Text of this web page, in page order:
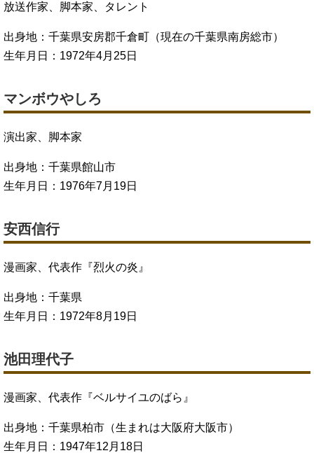
放送作家、脚本家、タレント
出身地：千葉県安房郡千倉町（現在の千葉県南房総市）
生年月日：1972年4月25日
マンボウやしろ
演出家、脚本家
出身地：千葉県館山市
生年月日：1976年7月19日
安西信行
漫画家、代表作『烈火の炎』
出身地：千葉県
生年月日：1972年8月19日
池田理代子
漫画家、代表作『ベルサイユのばら』
出身地：千葉県柏市（生まれは大阪府大阪市）
生年月日：1947年12月18日